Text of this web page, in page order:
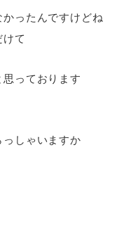
ったんですけどね
て
っております
しゃいますか